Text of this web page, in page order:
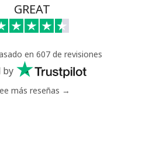
GREAT
en 607 de revisiones
by
más reseñas →